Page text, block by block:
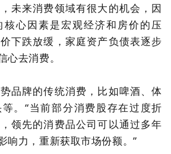
未来消费领域有很大的机会，因
心因素是宏观经济和房价的压
下跌放缓，家庭资产负债表逐步
心去消费。
品牌的传统消费，比如啤酒、体
等。“当前部分消费股存在过度折
领先的消费品公司可以通过多年
响力，重新获取市场份额。”